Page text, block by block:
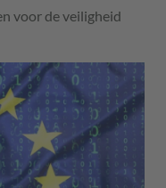
voor de veiligheid